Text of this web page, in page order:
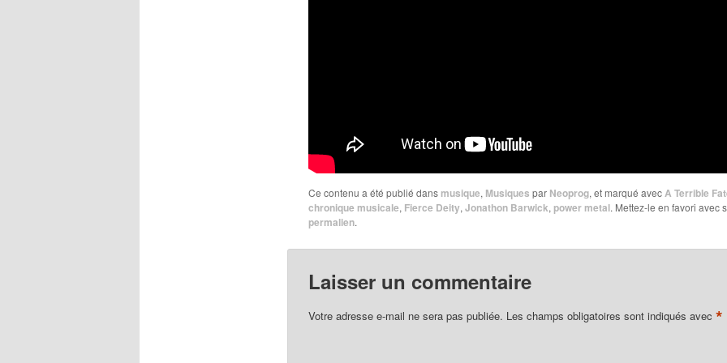
Ce contenu a été publié dans musique, Musiques par Neoprog, et marqué avecA Terrible
chronique musicale, Fierce Deity, Jonathon Barwick, power metal. Mettez-le en favori avec
permalien.
Laisser un commentaire
Votre adresse e-mail ne sera pas publiée. Les champs obligatoires sont indiqués avec *